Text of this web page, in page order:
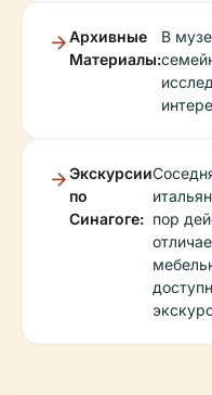
Архивные
Материалы:
В
Экскурсии
по
Синагоге: пор